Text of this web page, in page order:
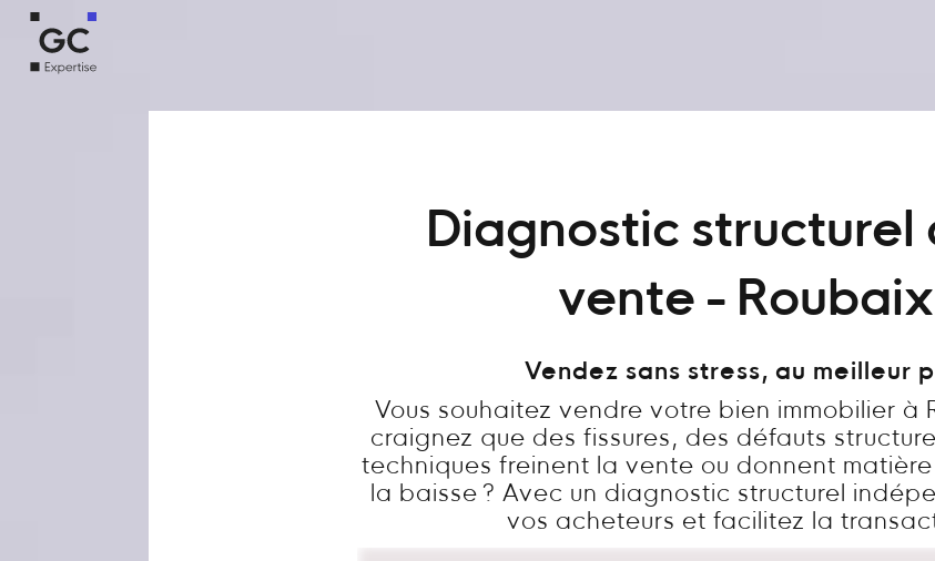
Diagnostic structurel
vente - Roubaix
Vendez sans stress, au meilleur
Vous souhaitez vendre votre bien immobilier à
craignez que des fissures, des défauts
techniques freinent la vente ou donnent
la baisse ? Avec un diagnostic structurel
vos acheteurs et facilitez la